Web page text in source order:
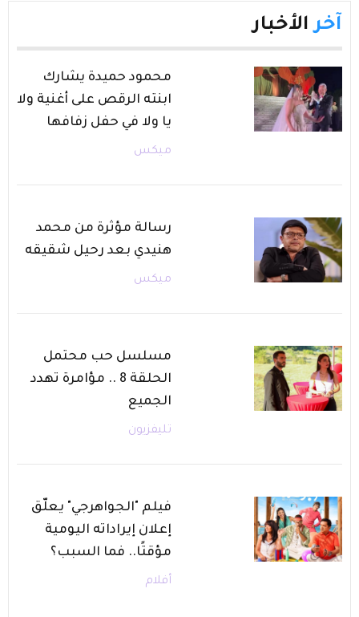
آخر الأخبار
محمود حميدة يشارك
ابنته الرقص على أغنية ولا
يا ولا في حفل زفافها
ميكس
رسالة مؤثرة من محمد
هنيدي بعد رحيل شقيقه
ميكس
مسلسل حب محتمل
الحلقة 8 .. مؤامرة تهدد
الجميع
تليفزيون
فيلم "الجواهرجي" يعلّق
إعلان إيراداته اليومية
مؤقتًا.. فما السبب؟
أفلام